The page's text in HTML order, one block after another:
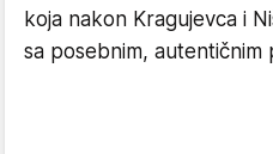
koja nakon Kragujevca i
sa posebnim, autentičnim